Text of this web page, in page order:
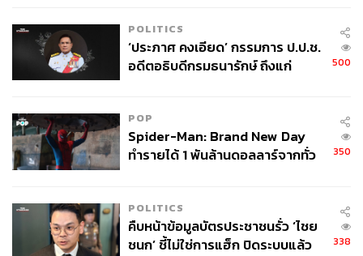
POLITICS
‘ประภาศ คงเอียด’ กรรมการ ป.ป.ช.
อดีตอธิบดีกรมธนารักษ์ ถึงแก่
500
POP
Spider-Man: Brand New Day
ทำรายได้ 1 พันล้านดอลลาร์จากทั่ว
350
POLITICS
คืบหน้าข้อมูลบัตรประชาชนรั่ว ‘ไชย
ชนก’ ชี้ไม่ใช่การแฮ็ก ปิดระบบแล้ว
338